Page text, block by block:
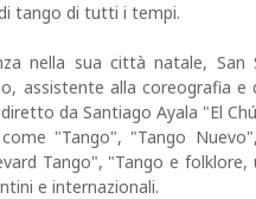
tango di tutti i tempi.
nella sua città natale, San
assistente alla coreografia e
da Santiago Ayala "El
"Tango", "Tango
Tango", "Tango e
e internazionali.